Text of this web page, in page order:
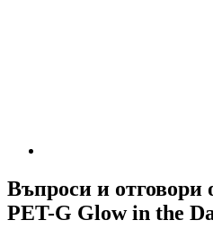
Въпроси и отговори
PET-G Glow in the